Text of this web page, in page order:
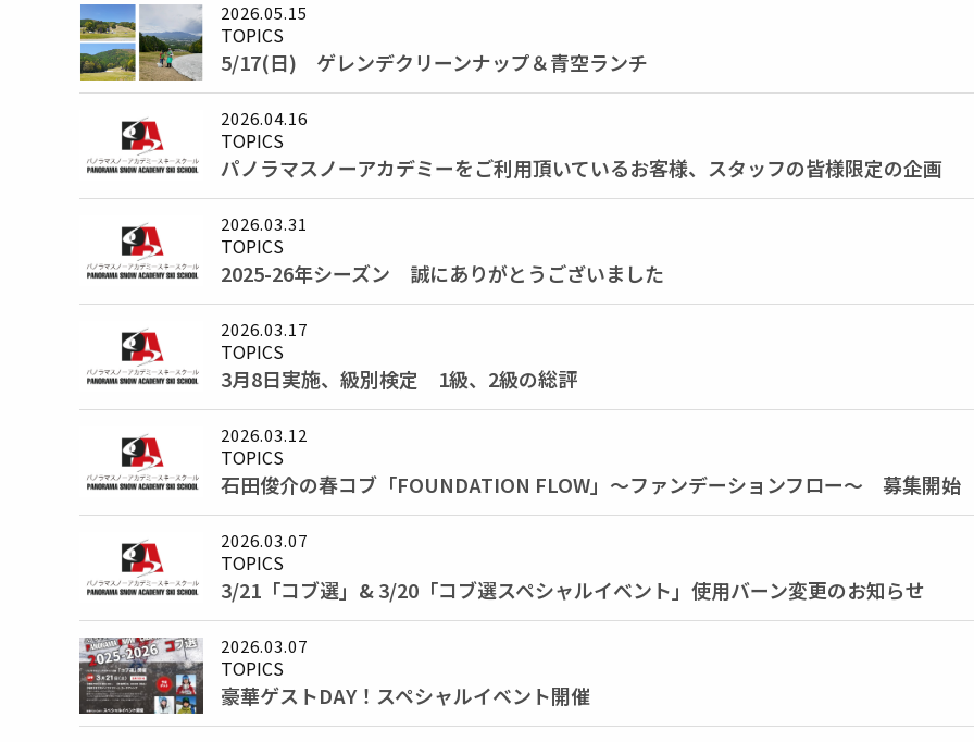
2026.05.15
TOPICS
5/17(日) ゲレンデクリーンナップ＆青空ランチ
2026.04.16
TOPICS
パノラマスノーアカデミーをご利用頂いているお客様、スタッフの皆様限定の企画
2026.03.31
TOPICS
2025-26年シーズン 誠にありがとうございました
2026.03.17
TOPICS
3月8日実施、級別検定 1級、2級の総評
2026.03.12
TOPICS
石田俊介の春コブ「FOUNDATION FLOW」～ファンデーションフロー～ 募集開始
2026.03.07
TOPICS
3/21「コブ選」& 3/20「コブ選スペシャルイベント」使用バーン変更のお知らせ
2026.03.07
TOPICS
豪華ゲストDAY！スペシャルイベント開催